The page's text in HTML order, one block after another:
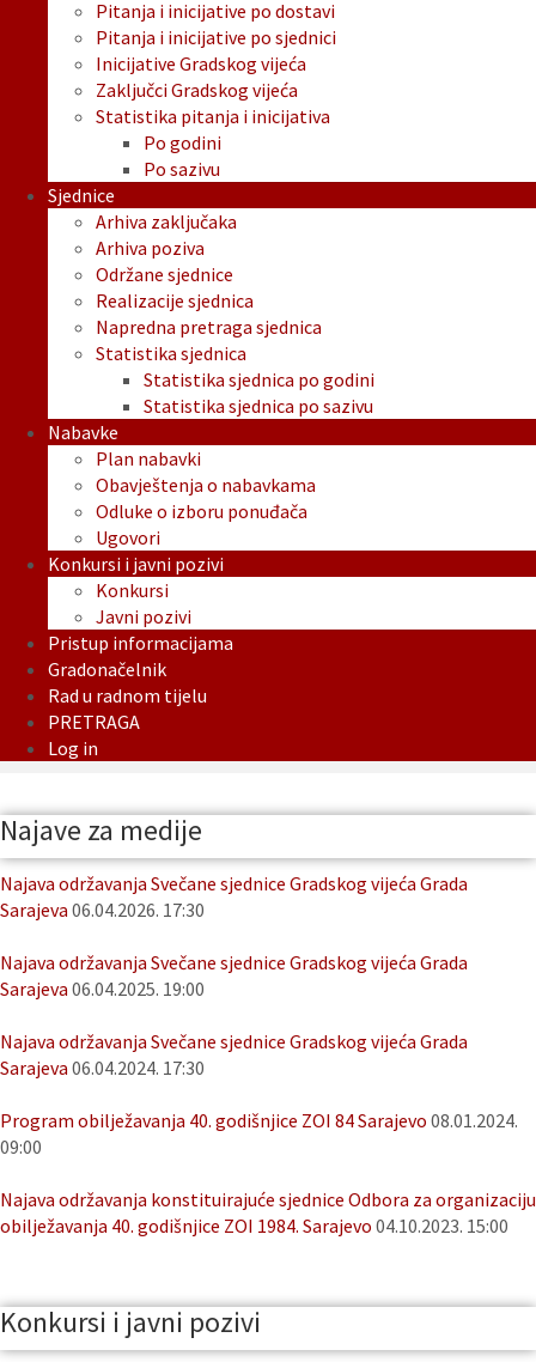
Pitanja i inicijative po dostavi
Pitanja i inicijative po sjednici
Inicijative Gradskog vijeća
Zaključci Gradskog vijeća
Statistika pitanja i inicijativa
Po godini
Po sazivu
Sjednice
Arhiva zaključaka
Arhiva poziva
Održane sjednice
Realizacije sjednica
Napredna pretraga sjednica
Statistika sjednica
Statistika sjednica po godini
Statistika sjednica po sazivu
Nabavke
Plan nabavki
Obavještenja o nabavkama
Odluke o izboru ponuđača
Ugovori
Konkursi i javni pozivi
Konkursi
Javni pozivi
Pristup informacijama
Gradonačelnik
Rad u radnom tijelu
PRETRAGA
Log in
Najave za medije
Najava održavanja Svečane sjednice Gradskog vijeća Grada
Sarajeva 06.04.2026. 17:30
Najava održavanja Svečane sjednice Gradskog vijeća Grada
Sarajeva 06.04.2025. 19:00
Najava održavanja Svečane sjednice Gradskog vijeća Grada
Sarajeva 06.04.2024. 17:30
Program obilježavanja 40. godišnjice ZOI 84 Sarajevo 08.01.2024.
09:00
Najava održavanja konstituirajuće sjednice Odbora za organizaciju
obilježavanja 40. godišnjice ZOI 1984. Sarajevo 04.10.2023. 15:00
Konkursi i javni pozivi